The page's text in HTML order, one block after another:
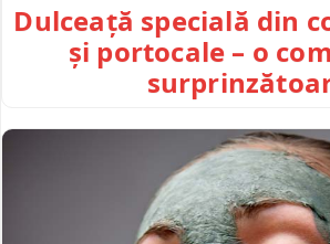
Dulceață specială din
și portocale – o